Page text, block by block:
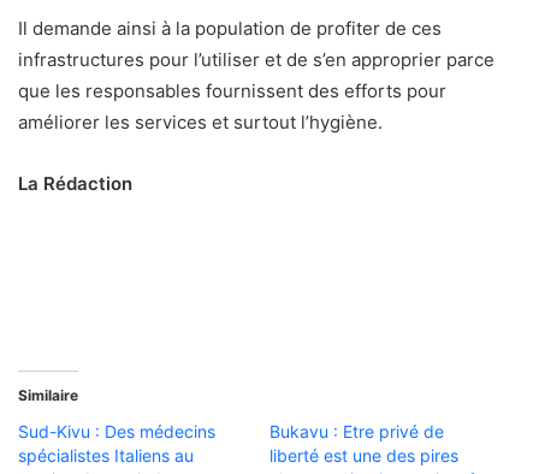
Il demande ainsi à la population de profiter de ces
infrastructures pour l’utiliser et de s’en approprier parce
que les responsables fournissent des efforts pour
améliorer les services et surtout l’hygiène.
La Rédaction
Similaire
Sud-Kivu : Des médecins
spécialistes Italiens au
Bukavu : Etre privé de
liberté est une des pires